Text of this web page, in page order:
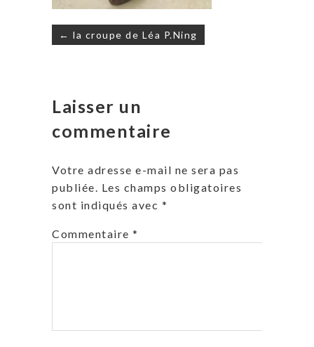
Navigation
de
← la croupe de Léa P.Ning
Laisser un
commentaire
Votre adresse e-mail ne sera pas
publiée. Les champs obligatoires
sont indiqués avec *
Commentaire *